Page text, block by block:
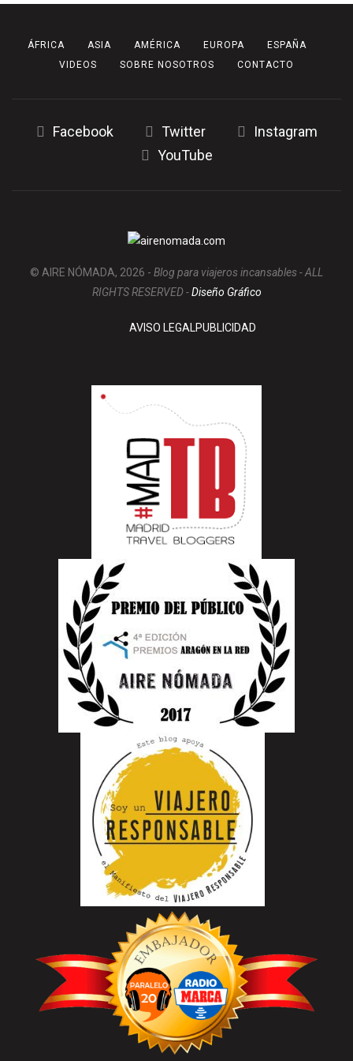
ÁFRICA ASIA AMÉRICA EUROPA
ESPAÑA
VIDEOS
SOBRE NOSOTROS CONTACTO
Facebook Twitter
Instagram
YouTube
© AIRE NÓMADA, 2026 - Blog para viajeros incansables - ALL
RIGHTS RESERVED -Diseño Gráfico
AVISO LEGALPUBLICIDAD